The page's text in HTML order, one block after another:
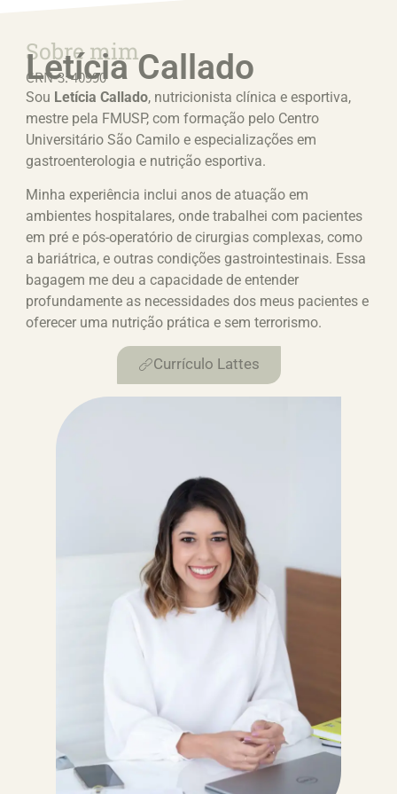
Sobre mim
Letícia Callado
CRN-3: 40990
Sou Letícia Callado, nutricionista clínica e esportiva,
mestre pela FMUSP, com formação pelo Centro
Universitário São Camilo e especializações em
gastroenterologia e nutrição esportiva.
Minha experiência inclui anos de atuação em
ambientes hospitalares, onde trabalhei com pacientes
em pré e pós-operatório de cirurgias complexas, como
a bariátrica, e outras condições gastrointestinais. Essa
bagagem me deu a capacidade de entender
profundamente as necessidades dos meus pacientes e
oferecer uma nutrição prática e sem terrorismo.
Currículo Lattes